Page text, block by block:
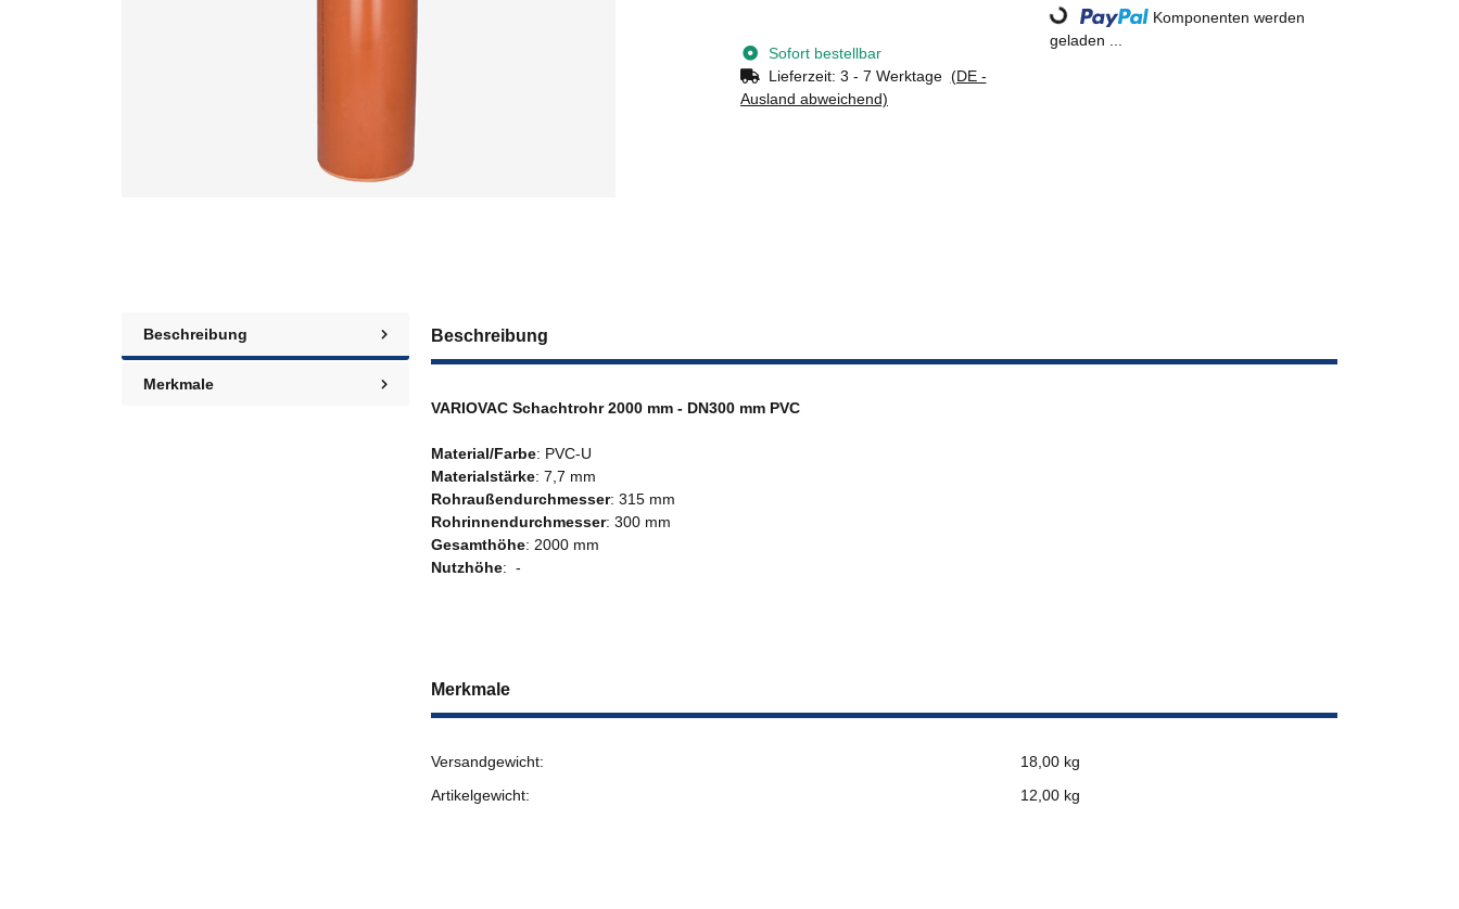
Sofort bestellbar
Lieferzeit: 3 - 7 Werktage (DE -
Ausland abweichend)
Loading...
Komponenten werden
geladen ...
Beschreibung
Merkmale
Beschreibung
VARIOVAC Schachtrohr 2000 mm - DN300 mm PVC
Material/Farbe: PVC-U
Materialstärke: 7,7 mm
Rohraußendurchmesser: 315 mm
Rohrinnendurchmesser: 300 mm
Gesamthöhe: 2000 mm
Nutzhöhe: -
Merkmale
Versandgewicht:
18,00 kg
Artikelgewicht:
12,00 kg